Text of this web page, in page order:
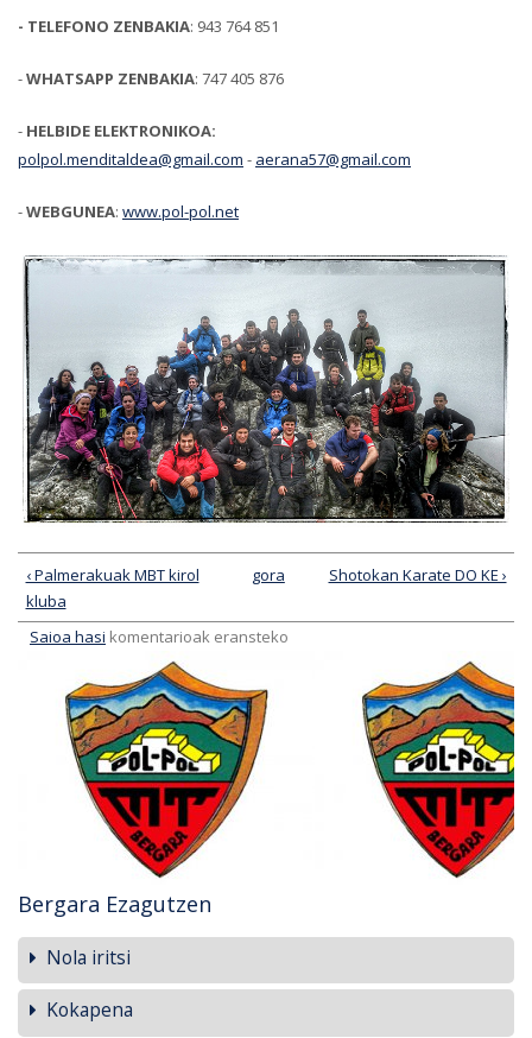
- TELEFONO ZENBAKIA: 943 764 851
-WHATSAPP ZENBAKIA: 747 405 876
- HELBIDE ELEKTRONIKOA:
polpol.menditaldea@gmail.com - aerana57@gmail.com
-WEBGUNEA: www.pol-pol.net
‹ Palmerakuak MBT kirol
kluba
gora Shotokan Karate DO KE ›
Saioa hasi komentarioak eransteko
Bergara Ezagutzen
Nola iritsi
Kokapena